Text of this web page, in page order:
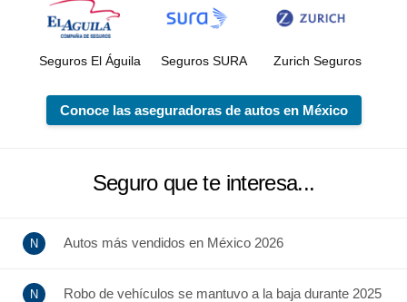
Seguros El Águila Seguros SURA Zurich Seguros
Conoce las aseguradoras de autos en México
Seguro que te interesa...
Autos más vendidos en México 2026
Robo de vehículos se mantuvo a la baja durante 2025